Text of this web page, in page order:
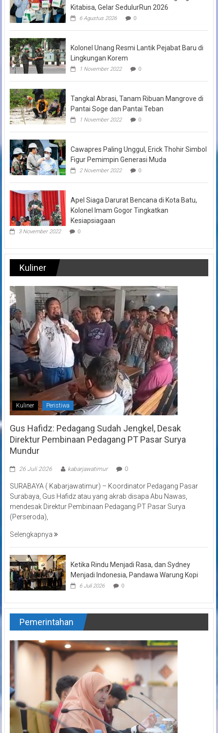
Kitabisa, Gelar SedulurRun 2026
6 Agustus 2026 0
Kolonel Unang Resmi Lantik Pejabat Baru di
Lingkungan Korem
1 November 2022 0
Tangkal Abrasi, Tanam Ribuan Mangrove di
Pantai Soge dan Pantai Teban
1 November 2022 0
Cawapres Paling Unggul, Erick Thohir Simbol
Figur Pemimpin Generasi Muda
2 November 2022 0
Apel Siaga Darurat Bencana di Kota Batu,
Kolonel Imam Gogor Tingkatkan
Kesiapsiagaan
3 November 2022 0
Kuliner
Kuliner Peristiwa
Gus Hafidz: Pedagang Sudah Jengkel, Desak
Direktur Pembinaan Pedagang PT Pasar Surya
Mundur
26 Juli 2026 kabarjawatimur 0
SURABAYA ( Kabarjawatimur) – Koordinator Pedagang Pasar
Surabaya, Gus Hafidz atau yang akrab disapa Abu Nawas,
mendesak Direktur Pembinaan Pedagang PT Pasar Surya
(Perseroda),
Selengkapnya
Ketika Rindu Menjadi Rasa, dan Sydney
Menjadi Indonesia, Pandawa Warung Kopi
6 Juli 2026 0
Pemerintahan